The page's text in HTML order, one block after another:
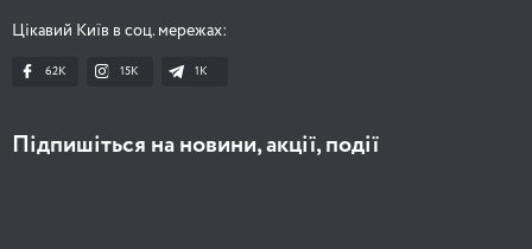
Цікавий Київ в соц. мережах:
62K 15K 1К
Підпишіться на новини, акції, події